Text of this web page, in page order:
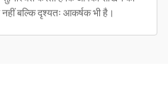
नहीं बल्कि दृश्यतः आकर्षक भी है।